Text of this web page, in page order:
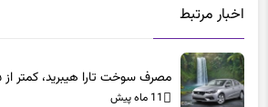
اخبار مرتبط
مصرف سوخت تارا هیبرید، کمتر از ۵ لیتر در صد کیلومتر!
11 ماه پیش